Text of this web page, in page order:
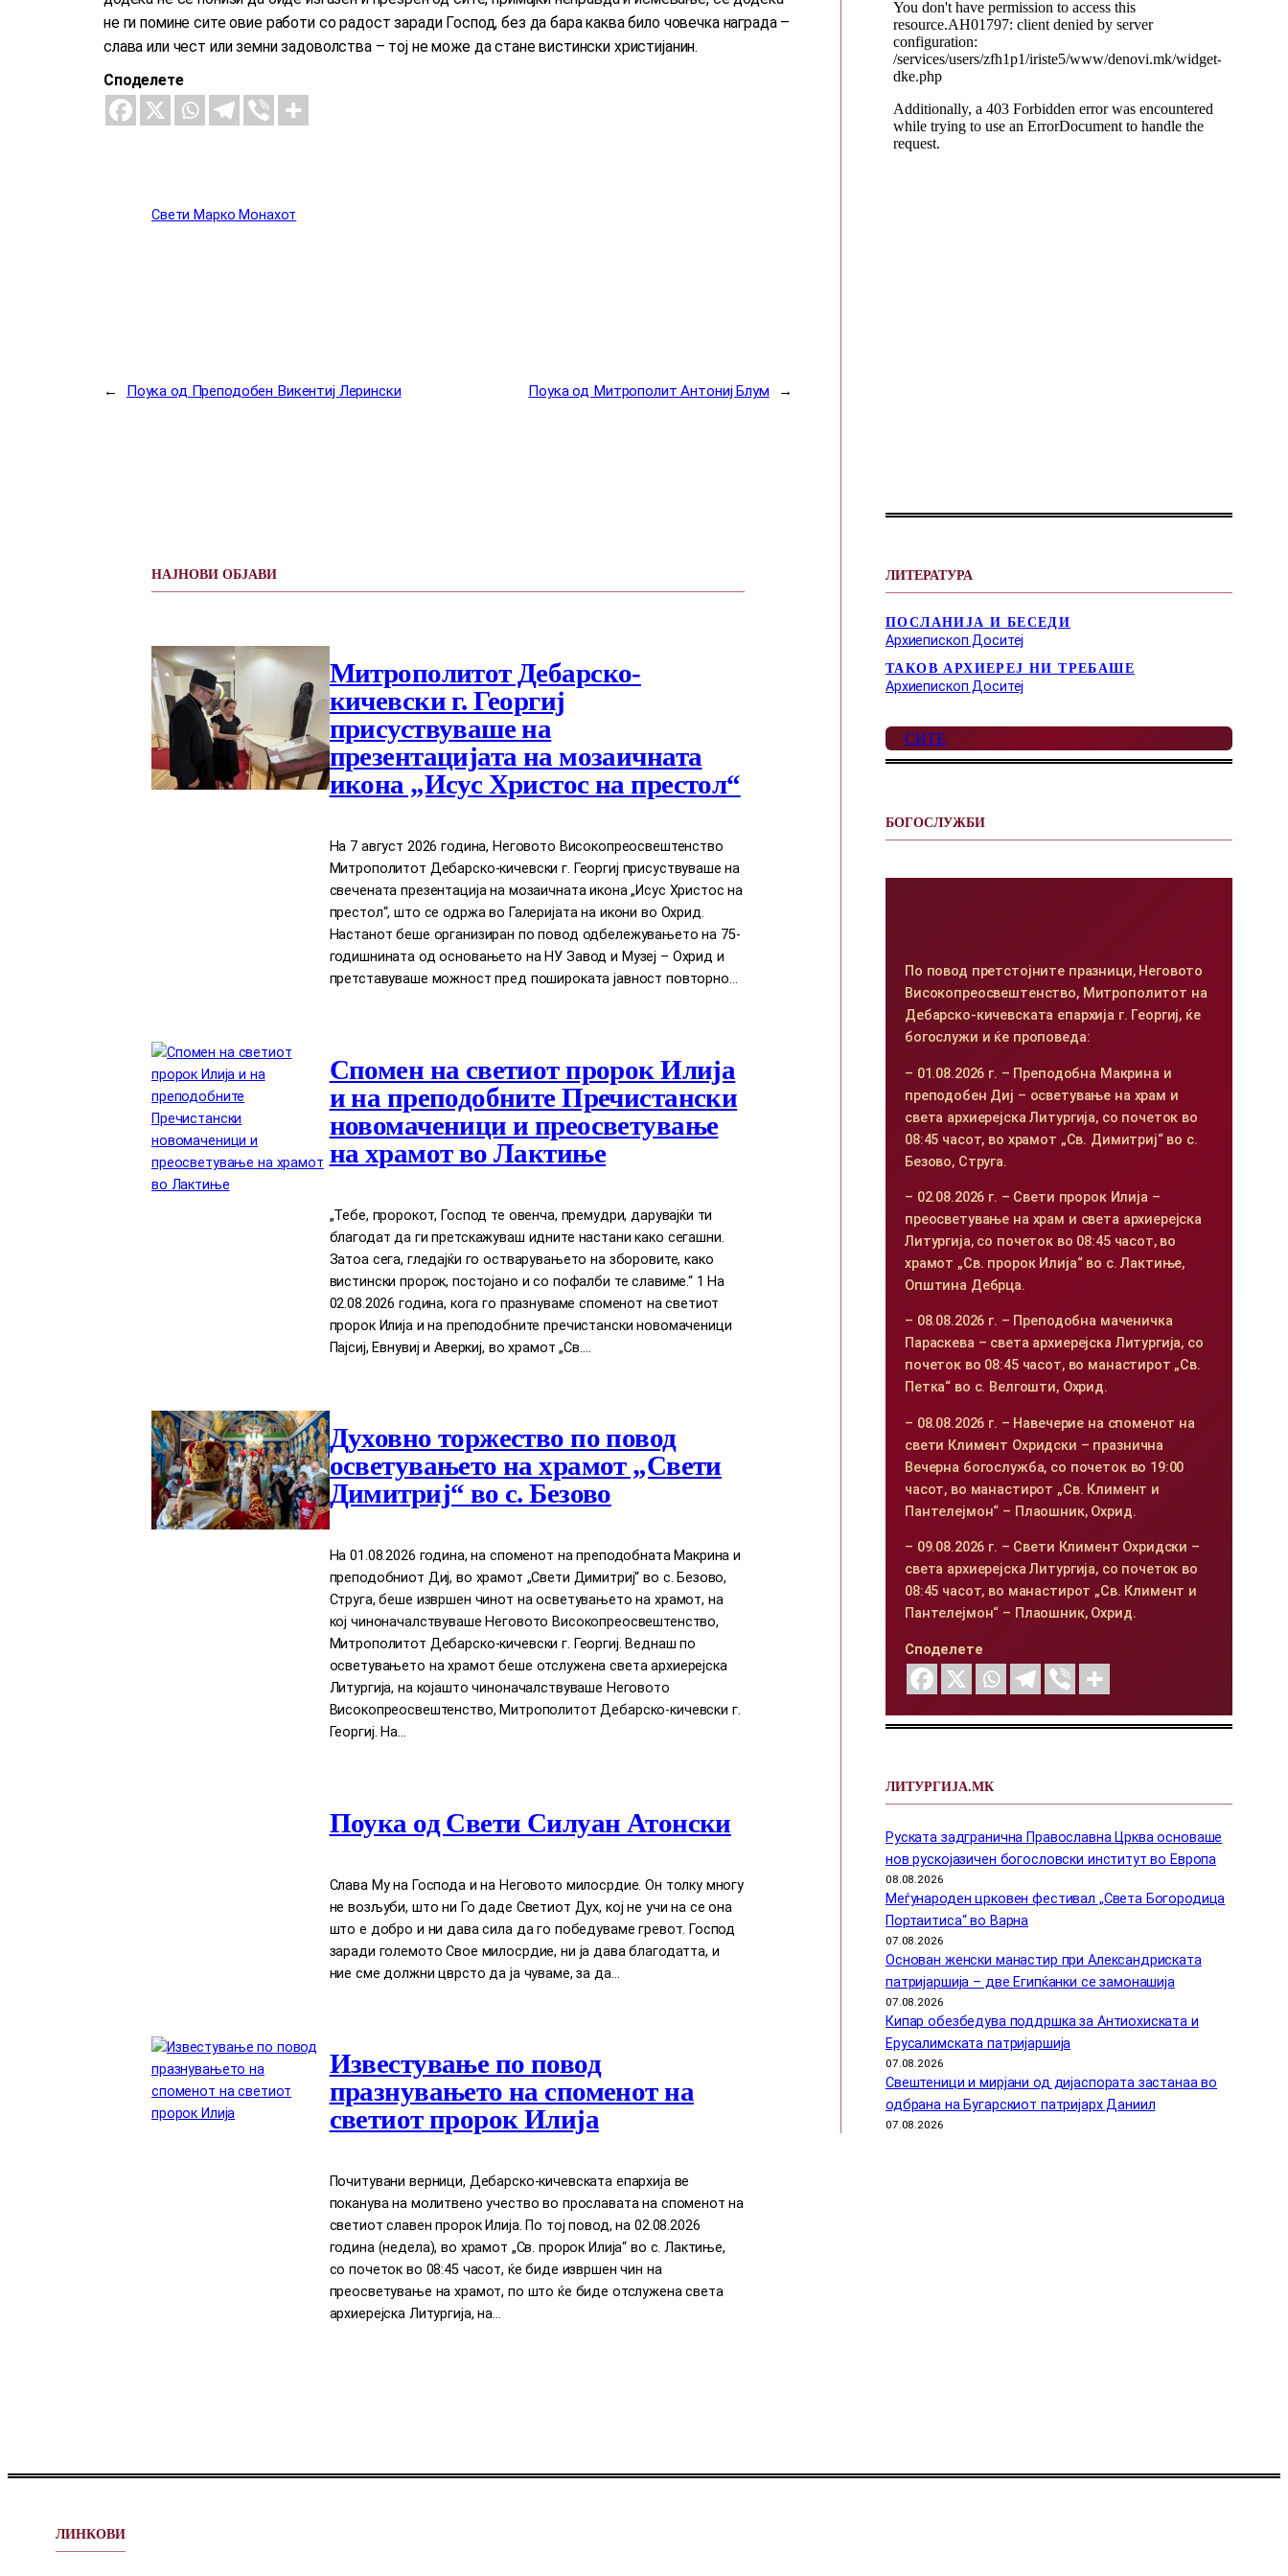
не ги помине сите овие работи со радост заради Господ, без да бара каква било човечка награда –
слава или чест или земни задоволства – тој не може да стане вистински христијанин.
Споделете
Свети Марко Монахот
← Поука од Преподобен Викентиј Лерински Поука од Митрополит Антониј Блум →
НАЈНОВИ ОБЈАВИ
Митрополитот Дебарско-
кичевски г. Георгиј
присуствуваше на
презентацијата на мозаичната
икона „Исус Христос на престол“
На 7 август 2026 година, Неговото Високопреосвештенство
Митрополитот Дебарско-кичевски г. Георгиј присуствуваше на
свечената презентација на мозаичната икона „Исус Христос на
престол“, што се одржа во Галеријата на икони во Охрид.
Настанот беше организиран по повод одбележувањето на 75-
годишнината од основањето на НУ Завод и Музеј – Охрид и
претставуваше можност пред пошироката јавност повторно…
Спомен на светиот пророк Илија
и на преподобните Пречистански
новомаченици и преосветување
на храмот во Лактиње
„Тебе, пророкот, Господ те овенча, премудри, дарувајќи ти
благодат да ги претскажуваш идните настани како сегашни.
Затоа сега, гледајќи го остварувањето на зборовите, како
вистински пророк, постојано и со пофалби те славиме.“ 1 На
02.08.2026 година, кога го празнуваме споменот на светиот
пророк Илија и на преподобните пречистански новомаченици
Пајсиј, Евнувиј и Аверкиј, во храмот „Св.…
Духовно торжество по повод
осветувањето на храмот „Свети
Димитриј“ во с. Безово
На 01.08.2026 година, на споменот на преподобната Макрина и
преподобниот Диј, во храмот „Свети Димитриј“ во с. Безово,
Струга, беше извршен чинот на осветувањето на храмот, на
кој чиноначалствуваше Неговото Високопреосвештенство,
Митрополитот Дебарско-кичевски г. Георгиј. Веднаш по
осветувањето на храмот беше отслужена света архиерејска
Литургија, на којашто чиноначалствуваше Неговото
Високопреосвештенство, Митрополитот Дебарско-кичевски г.
Георгиј. На…
Поука од Свети Силуан Атонски
Слава Му на Господа и на Неговото милосрдие. Он толку многу
нe возљуби, што ни Го даде Светиот Дух, кој нe учи на сe она
што е добро и ни дава сила да го победуваме гревот. Господ
заради големото Свое милосрдие, ни ја дава благодатта, и
ние сме должни цврсто да ја чуваме, за да…
Известување по повод
празнувањето на споменот на
светиот пророк Илија
Почитувани верници, Дебарско-кичевската епархија ве
поканува на молитвено учество во прославата на споменот на
светиот славен пророк Илија. По тој повод, на 02.08.2026
година (недела), во храмот „Св. пророк Илија“ во с. Лактиње,
со почеток во 08:45 часот, ќе биде извршен чин на
преосветување на храмот, по што ќе биде отслужена света
архиерејска Литургија, на…
ЛИТЕРАТУРА
ПОСЛАНИЈА И БЕСЕДИ
Архиепископ Доситеј
ТАКОВ АРХИЕРЕЈ НИ ТРЕБАШЕ
Архиепископ Доситеј
СИТЕ
БОГОСЛУЖБИ
По повод претстојните празници, Неговото
Високопреосвештенство, Митрополитот на
Дебарско-кичевската епархија г. Георгиј, ќе
богослужи и ќе проповеда:
– 01.08.2026 г. – Преподобна Макрина и
преподобен Диј – осветување на храм и
света архиерејска Литургија, со почеток во
08:45 часот, во храмот „Св. Димитриј“ во с.
Безово, Струга.
– 02.08.2026 г. – Свети пророк Илија –
преосветување на храм и света архиерејска
Литургија, со почеток во 08:45 часот, во
храмот „Св. пророк Илија“ во с. Лактиње,
Општина Дебрца.
– 08.08.2026 г. – Преподобна маченичка
Параскева – света архиерејска Литургија, со
почеток во 08:45 часот, во манастирот „Св.
Петка“ во с. Велгошти, Охрид.
– 08.08.2026 г. – Навечерие на споменот на
свети Климент Охридски – празнична
Вечерна богослужба, со почеток во 19:00
часот, во манастирот „Св. Климент и
Пантелејмон“ – Плаошник, Охрид.
– 09.08.2026 г. – Свети Климент Охридски –
света архиерејска Литургија, со почеток во
08:45 часот, во манастирот „Св. Климент и
Пантелејмон“ – Плаошник, Охрид.
Споделете
ЛИТУРГИЈА.МК
Руската задгранична Православна Црква основаше
нов рускојазичен богословски институт во Европа
08.08.2026
Меѓународен црковен фестивал „Света Богородица
Портаитиса“ во Варна
07.08.2026
Основан женски манастир при Александриската
патријаршија – две Египќанки се замонашија
07.08.2026
Кипар обезбедува поддршка за Антиохиската и
Ерусалимската патријаршија
07.08.2026
Свештеници и мирјани од дијаспората застанаа во
одбрана на Бугарскиот патријарх Даниил
07.08.2026
ЛИНКОВИ